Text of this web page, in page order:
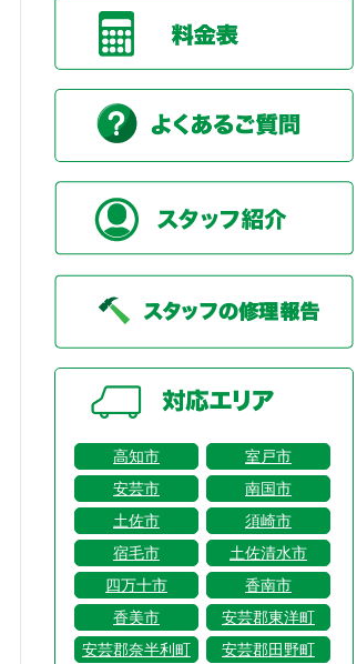
高知市
室戸市
安芸市
南国市
土佐市
須崎市
宿毛市
土佐清水市
四万十市
香南市
香美市
安芸郡東洋町
安芸郡奈半利町
安芸郡田野町